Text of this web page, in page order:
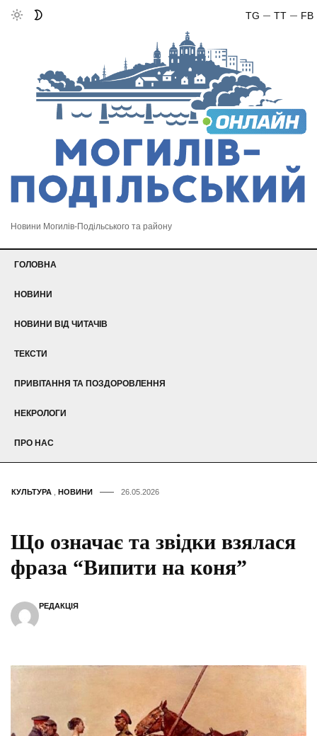
FB
TT
TG
Новини Могилів-Подільського та району
ГОЛОВНА
НОВИНИ
НОВИНИ ВІД ЧИТАЧІВ
ТЕКСТИ
ПРИВІТАННЯ ТА ПОЗДОРОВЛЕННЯ
НЕКРОЛОГИ
ПРО НАС
КУЛЬТУРА НОВИНИ 26.05.2026
Що означає та звідки взялася
фраза “Випити на коня”
РЕДАКЦІЯ